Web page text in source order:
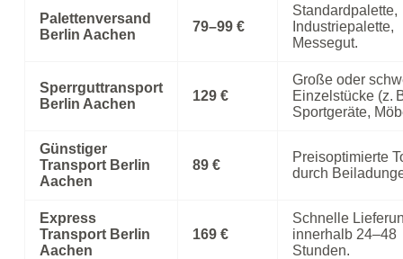
Palettenversand
Berlin Aachen
79–99 €
Standardpalette,
Industriepalette,
Messegut.
Sperrguttransport
Berlin Aachen
129 €
Große oder
Einzelstücke (z.
Sportgeräte,
Günstiger
Transport Berlin
Aachen
89 €
Preisoptimierte
durch
Express
Transport Berlin
Aachen
169 €
Schnelle
innerhalb 24–48
Stunden.